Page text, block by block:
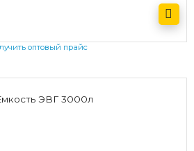
оптовый прайс